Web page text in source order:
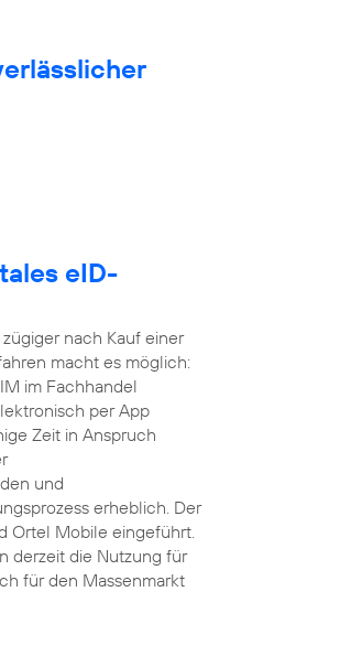
eID-
nach Kauf einer
macht es möglich:
im Fachhandel
per App
Zeit in Anspruch
und
erheblich. Der
Ortel Mobile eingeführt.
derzeit die Nutzung für
für den Massenmarkt